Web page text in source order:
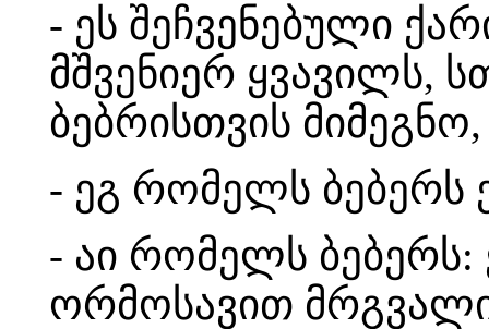
- ეს შეჩვენებული
მშვენიერ ყვავილს,
ბებრისთვის
- ეგ რომელს ბებერს
- აი რომელს
ორმოსავით მრგვალი